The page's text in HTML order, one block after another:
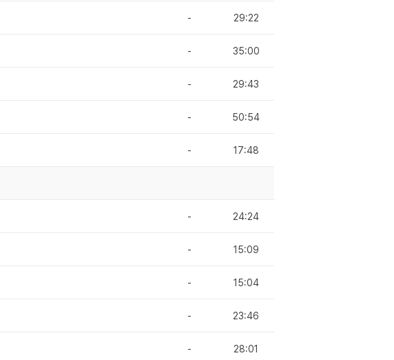
- 29:22
- 35:00
- 29:43
- 50:54
- 17:48
- 24:24
- 15:09
- 15:04
- 23:46
- 28:01